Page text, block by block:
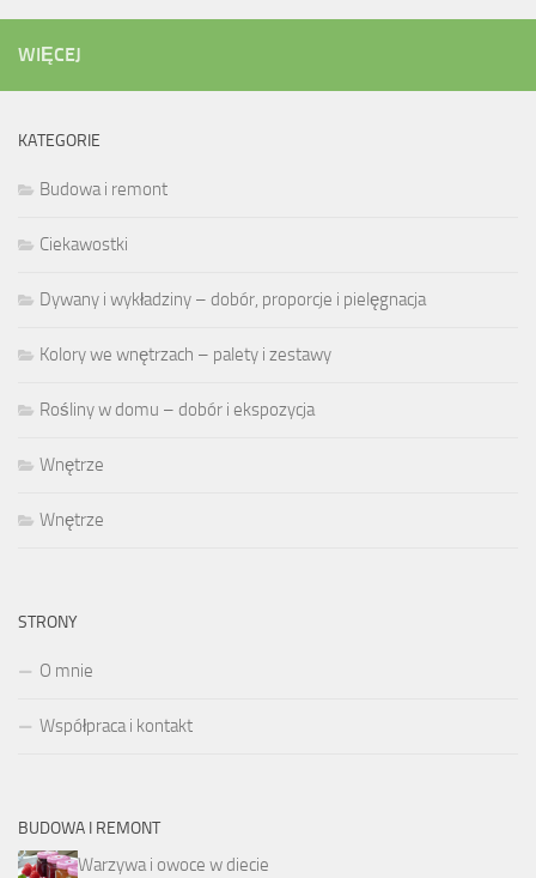
WIĘCEJ
KATEGORIE
Budowa i remont
Ciekawostki
Dywany i wykładziny – dobór, proporcje i pielęgnacja
Kolory we wnętrzach – palety i zestawy
Rośliny w domu – dobór i ekspozycja
Wnętrze
Wnętrze
STRONY
O mnie
Współpraca i kontakt
BUDOWA I REMONT
Warzywa i owoce w diecie